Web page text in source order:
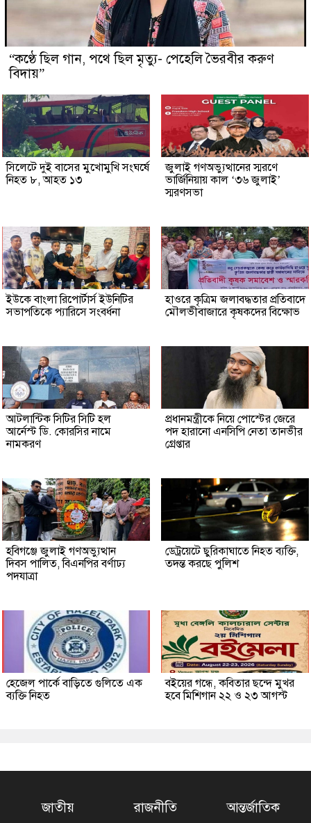
“কণ্ঠে ছিল গান, পথে ছিল মৃত্যু- পেহেলি ভৈরবীর করুণ
বিদায়”
সিলেটে দুই বাসের মুখোমুখি সংঘর্ষে
নিহত ৮, আহত ১৩
জুলাই গণঅভ্যুত্থানের স্মরণে
ভার্জিনিয়ায় কাল ‘৩৬ জুলাই’
স্মরণসভা
ইউকে বাংলা রিপোর্টার্স ইউনিটির
সভাপতিকে প্যারিসে সংবর্ধনা
হাওরে কৃত্রিম জলাবদ্ধতার প্রতিবাদে
মৌলভীবাজারে কৃষকদের বিক্ষোভ
আটলান্টিক সিটির সিটি হল
আর্নেস্ট ডি. কোরসির নামে
নামকরণ
প্রধানমন্ত্রীকে নিয়ে পোস্টের জেরে
পদ হারানো এনসিপি নেতা তানভীর
গ্রেপ্তার
হবিগঞ্জে জুলাই গণঅভ্যুত্থান
দিবস পালিত, বিএনপির বর্ণাঢ্য
পদযাত্রা
ডেট্রয়েটে ছুরিকাঘাতে নিহত ব্যক্তি,
তদন্ত করছে পুলিশ
হেজেল পার্কে বাড়িতে গুলিতে এক
ব্যক্তি নিহত
বইয়ের গন্ধে, কবিতার ছন্দে মুখর
হবে মিশিগান ২২ ও ২৩ আগস্ট
জাতীয় রাজনীতি
আন্তর্জাতিক